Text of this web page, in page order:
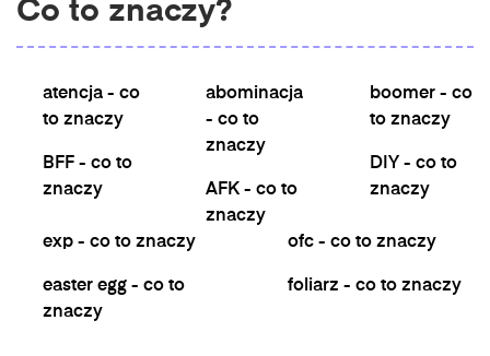
Co to znaczy?
atencja - co
to znaczy
BFF - co to
znaczy
abominacja
- co to
znaczy
AFK - co to
znaczy
boomer - co
to znaczy
DIY - co to
znaczy
exp - co to znaczy
easter egg - co to
znaczy
ofc - co to znaczy
foliarz - co to znaczy